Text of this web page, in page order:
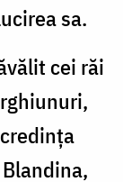
sa.
cei răi